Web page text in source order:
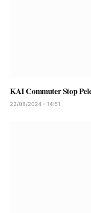
KAI Commuter Stop
22/08/2024 - 14:51